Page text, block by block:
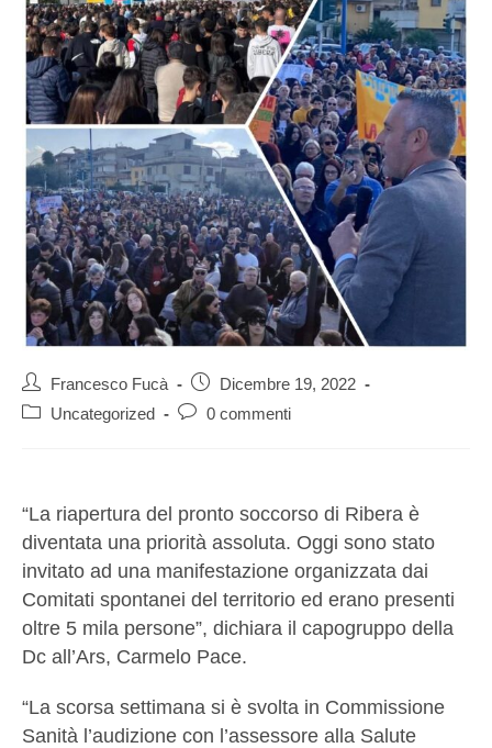
Francesco Fucà
Dicembre 19, 2022
Uncategorized
0 commenti
“La riapertura del pronto soccorso di Ribera è
diventata una priorità assoluta. Oggi sono stato
invitato ad una manifestazione organizzata dai
Comitati spontanei del territorio ed erano presenti
oltre 5 mila persone”, dichiara il capogruppo della
Dc all’Ars, Carmelo Pace.
“La scorsa settimana si è svolta in Commissione
Sanità l’audizione con l’assessore alla Salute